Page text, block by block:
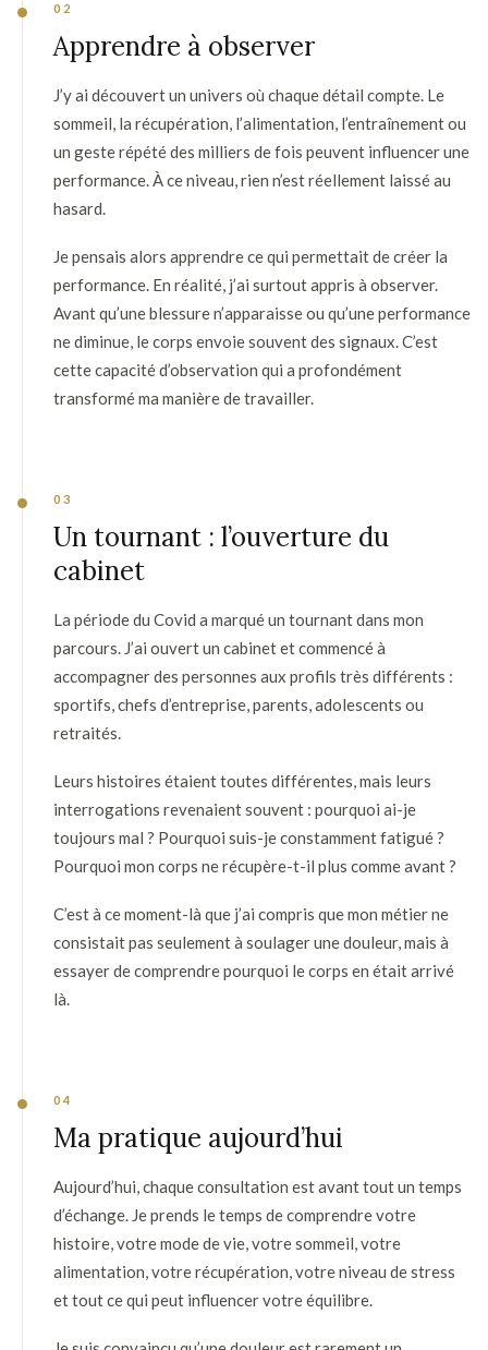
02
Apprendre à observer
J’y ai découvert un univers où chaque détail compte. Le
sommeil, la récupération, l’alimentation, l’entraînement ou
un geste répété des milliers de fois peuvent influencer une
performance. À ce niveau, rien n’est réellement laissé au
hasard.
Je pensais alors apprendre ce qui permettait de créer la
performance. En réalité, j’ai surtout appris à observer.
Avant qu’une blessure n’apparaisse ou qu’une performance
ne diminue, le corps envoie souvent des signaux. C’est
cette capacité d’observation qui a profondément
transformé ma manière de travailler.
03
Un tournant : l’ouverture du
cabinet
La période du Covid a marqué un tournant dans mon
parcours. J’ai ouvert un cabinet et commencé à
accompagner des personnes aux profils très différents :
sportifs, chefs d’entreprise, parents, adolescents ou
retraités.
Leurs histoires étaient toutes différentes, mais leurs
interrogations revenaient souvent : pourquoi ai-je
toujours mal ? Pourquoi suis-je constamment fatigué ?
Pourquoi mon corps ne récupère-t-il plus comme avant ?
C’est à ce moment-là que j’ai compris que mon métier ne
consistait pas seulement à soulager une douleur, mais à
essayer de comprendre pourquoi le corps en était arrivé
là.
04
Ma pratique aujourd’hui
Aujourd’hui, chaque consultation est avant tout un temps
d’échange. Je prends le temps de comprendre votre
histoire, votre mode de vie, votre sommeil, votre
alimentation, votre récupération, votre niveau de stress
et tout ce qui peut influencer votre équilibre.